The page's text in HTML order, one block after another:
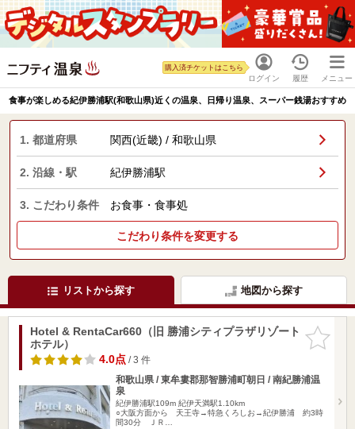
ログイン
購入済チケットはこちら
履歴 メニュー
食事が楽しめる紀伊勝浦駅(和歌山県)近くの温泉、日帰り温泉、スーパー銭湯おすすめ
1. 都道府県 関西(近畿) / 和歌山県
2. 沿線・駅 紀伊勝浦駅
3. こだわり条件 お食事・食事処
こだわり条件を変更する
リストから探す 地図から探す
お気に入
りに追加
Hotel & RentaCar660（旧 勝浦シティプラザリゾート
ホテル）
4.0点/ 3 件
和歌山県 / 東牟婁郡那智勝浦町朝日 / 南紀勝浦温
泉
紀伊勝浦駅109m 紀伊天満駅1.10km
○大阪方面から 天王寺→特急くろしお→紀伊勝浦 約3時
間30分 ＪＲ…